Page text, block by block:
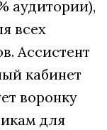
аудитории),
всех
Ассистент
кабинет
воронку
для